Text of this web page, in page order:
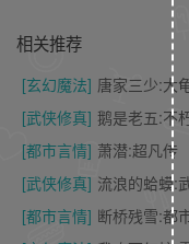
相关推荐
[玄幻魔法] 唐家三少:大
[武侠修真] 鹅是老五:不
[都市言情] 萧潜:超凡传
[武侠修真] 流浪的蛤蟆:
[都市言情] 断桥残雪:都